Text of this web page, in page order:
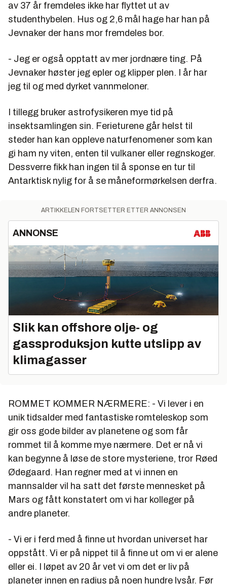
av 37 år fremdeles ikke har flyttet ut av
studenthybelen. Hus og 2,6 mål hage har han på
Jevnaker der hans mor fremdeles bor.
- Jeg er også opptatt av mer jordnære ting. På
Jevnaker høster jeg epler og klipper plen. I år har
jeg til og med dyrket vannmeloner.
I tillegg bruker astrofysikeren mye tid på
insektsamlingen sin. Ferieturene går helst til
steder han kan oppleve naturfenomener som kan
gi ham ny viten, enten til vulkaner eller regnskoger.
Dessverre fikk han ingen til å sponse en tur til
Antarktisk nylig for å se måneformørkelsen derfra.
ARTIKKELEN FORTSETTER ETTER ANNONSEN
ANNONSE
Slik kan offshore olje- og
gassproduksjon kutte utslipp av
klimagasser
ROMMET KOMMER NÆRMERE: - Vi lever i en
unik tidsalder med fantastiske romteleskop som
gir oss gode bilder av planetene og som får
rommet til å komme mye nærmere. Det er nå vi
kan begynne å løse de store mysteriene, tror Røed
Ødegaard. Han regner med at vi innen en
mannsalder vil ha satt det første mennesket på
Mars og fått konstatert om vi har kolleger på
andre planeter.
- Vi er i ferd med å finne ut hvordan universet har
oppstått. Vi er på nippet til å finne ut om vi er alene
eller ei. I løpet av 20 år vet vi om det er liv på
planeter innen en radius på noen hundre lysår. Før